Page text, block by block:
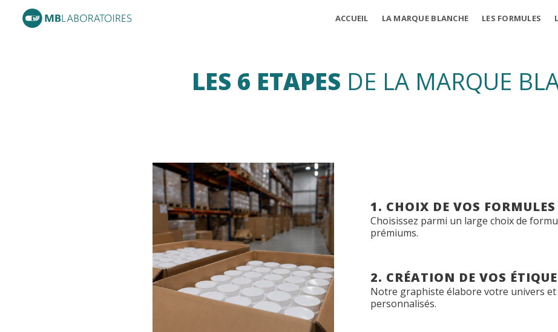
Passer
ACCUEIL LA MARQUE BLANCHE LES FORMULES
LES 6 ETAPES DE LA MARQUE
1. CHOIX DE VOS
Choisissez parmi un large choix de
prémiums.
2. CRÉATION DE VOS
Notre graphiste élabore votre univers et
personnalisés.